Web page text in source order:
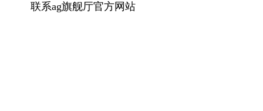
联系ag旗舰厅官方网站